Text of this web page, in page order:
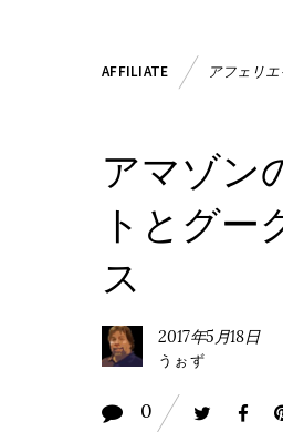
AFFILIATE アフェリエ
アマゾン
トとグー
ス
2017年5月18日
うぉず
0